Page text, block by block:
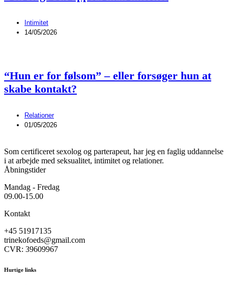
Intimitet
14/05/2026
“Hun er for følsom” – eller forsøger hun at
skabe kontakt?
Relationer
01/05/2026
Som certificeret sexolog og parterapeut, har jeg en faglig uddannelse
i at arbejde med seksualitet, intimitet og relationer.
Åbningstider
Mandag - Fredag
09.00-15.00
Kontakt
+45 51917135
trinekofoeds@gmail.com
CVR: 39609967
Hurtige links